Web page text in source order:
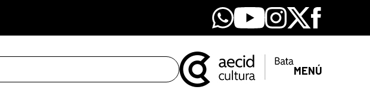
Whatsapp
YoutubeInstagram
X Facebook
MENÚ